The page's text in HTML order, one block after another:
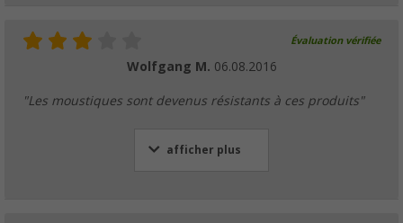
Évaluation vérifiée
Wolfgang M. 06.08.2016
"Les moustiques sont devenus résistants à ces produits"
afficher plus